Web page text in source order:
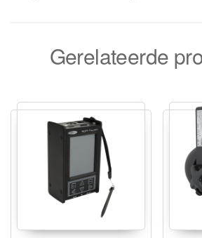
Gerelateerde